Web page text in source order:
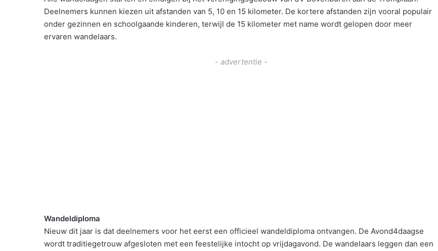
Deelnemers kunnen kiezen uit afstanden van 5, 10 en 15 kilometer. De kortere afstanden zijn vooral populair
onder gezinnen en schoolgaande kinderen, terwijl de 15 kilometer met name wordt gelopen door meer
ervaren wandelaars.
- advertentie -
Wandeldiploma
Nieuw dit jaar is dat deelnemers voor het eerst een officieel wandeldiploma ontvangen. De Avond4daagse
wordt traditiegetrouw afgesloten met een feestelijke intocht op vrijdagavond. De wandelaars leggen dan een